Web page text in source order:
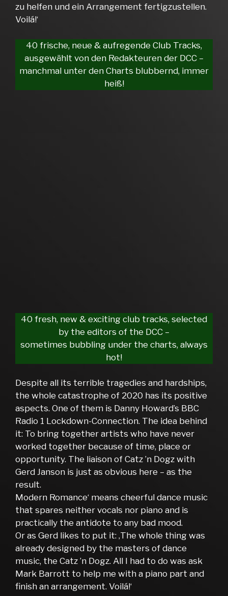
zu helfen und ein Arrangement fertigzustellen.
Voilá!‘
40 frische, neue & aufregende Club Tracks,
ausgewählt von den Redakteuren der DCC –
manchmal unter den Charts blubbernd, immer
heiß!
40 fresh, new & exciting club tracks, selected
by the editors of the DCC –
sometimes bubbling under the charts, always
hot!
Despite all its terrible tragedies and hardships,
the whole catastrophe of 2020 has its positive
aspects. One of them is Danny Howard’s BBC
Radio 1 Lockdown-Connection. The idea behind
it: To bring together artists who have never
worked together because of time, place or
opportunity. The liaison of Catz ’n Dogz with
Gerd Janson is just as obvious here – as the
result.
Modern Romance‘ means cheerful dance music
that spares neither vocals nor piano and is
practically the antidote to any bad mood.
Or as Gerd likes to put it: ‚The whole thing was
already designed by the masters of dance
music, the Catz ’n Dogz. All I had to do was ask
Mark Barrott to help me with a piano part and
finish an arrangement. Voilá!‘